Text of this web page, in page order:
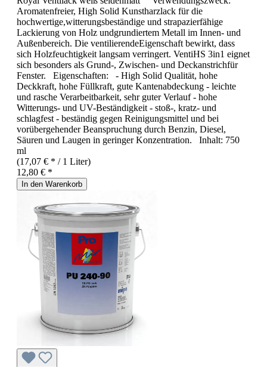
Aromatenfreier, High Solid Kunstharzlack für die
hochwertige,witterungsbeständige und strapazierfähige
Lackierung von Holz undgrundiertem Metall im Innen- und
Außenbereich. Die ventilierendeEigenschaft bewirkt, dass
sich Holzfeuchtigkeit langsam verringert. VentiHS 3in1 eignet
sich besonders als Grund-, Zwischen- und Deckanstrichfür
Fenster. Eigenschaften: - High Solid Qualität, hohe
Deckkraft, hohe Füllkraft, gute Kantenabdeckung - leichte
und rasche Verarbeitbarkeit, sehr guter Verlauf - hohe
Witterungs- und UV-Beständigkeit - stoß-, kratz- und
schlagfest - beständig gegen Reinigungsmittel und bei
vorübergehender Beanspruchung durch Benzin, Diesel,
Säuren und Laugen in geringer Konzentration. Inhalt: 750
ml
(17,07 € * / 1 Liter)
12,80 € *
In den Warenkorb